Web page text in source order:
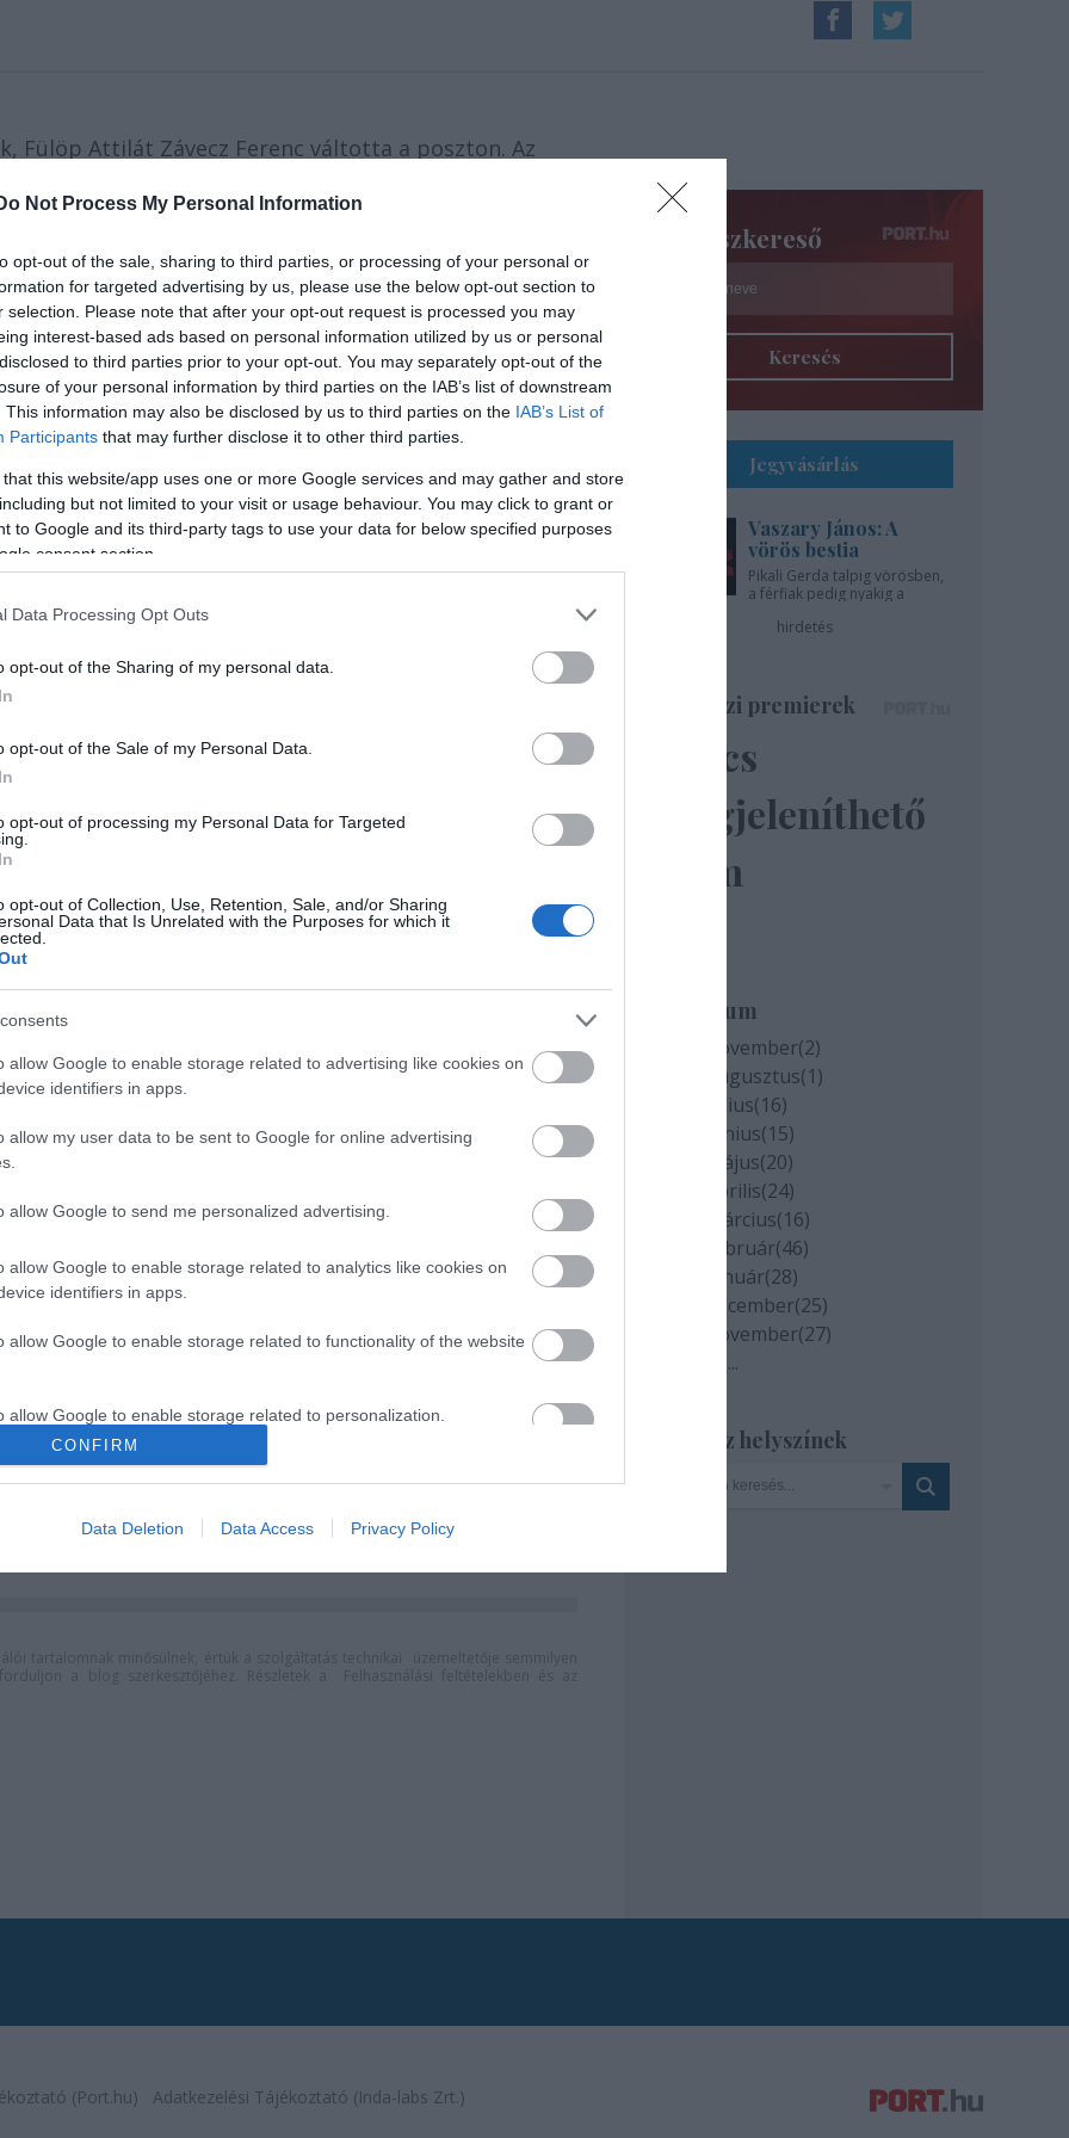
Not Process My Personal Information
opt-out of the sale, sharing to third parties, or processing of your personal or
for targeted advertising by us, please use the below opt-out section to
selection. Please note that after your opt-out request is processed you may
interest-based ads based on personal information utilized by us or personal
to third parties prior to your opt-out. You may separately opt-out of the
of your personal information by third parties on the IAB’s list of downstream
This information may also be disclosed by us to third parties on the IAB’s List of
Participants that may further disclose it to other third parties.
that this website/app uses one or more Google services and may gather and store
but not limited to your visit or usage behaviour. You may click to grant or
to Google and its third-party tags to use your data for below specified purposes
consent section.
Data Processing Opt Outs
opt-out of the Sharing of my personal data.
opt-out of the Sale of my Personal Data.
opt-out of processing my Personal Data for Targeted
opt-out of Collection, Use, Retention, Sale, and/or Sharing
Data that Is Unrelated with the Purposes for which it
allow Google to enable storage related to advertising like cookies on
identifiers in apps.
allow my user data to be sent to Google for online advertising
allow Google to send me personalized advertising.
allow Google to enable storage related to analytics like cookies on
identifiers in apps.
allow Google to enable storage related to functionality of the website
allow Google to enable storage related to personalization.
allow Google to enable storage related to security, including
CONFIRM
Data Deletion Data Access Privacy Policy
Fülöp Attilát Závecz Ferenc váltotta a poszton. Az
munkatársától kénytelen megválni.
van a Magyar Állami
főigazgató. A
a főtitkári
*Keveházi Gábor*
Magyar Nemzeti
megválnia az
is figyelembe vesznek:
szakmai
fizetnek.
nem pénzügyi okai
az intézménynek. A
létszámnál
zárta ki annak
szerződéssel
évben csaknem
együtt a bevétel
hatmilliárd
a tervezett
jazz-
Gasztronómiai utazás
Karinthy koponyája körül
Színészkereső
Keresés
Jegyvásárlás
Vaszary János: A
vörös bestia
Pikali Gerda talpig vörösben,
a férfiak pedig nyakig a
hirdetés
Színházi premierek
Nincs
megjeleníthető
elem
Archívum
2020 november(2)
2020 augusztus(1)
2020 július(16)
2020 június(15)
2020 május(20)
2020 április(24)
2020 március(16)
2020 február(46)
2020 január(28)
2019 december(25)
2019 november(27)
...
Szinház helyszínek
(Port.hu) Adatkezelési Tájékoztató (Inda-labs Zrt.)